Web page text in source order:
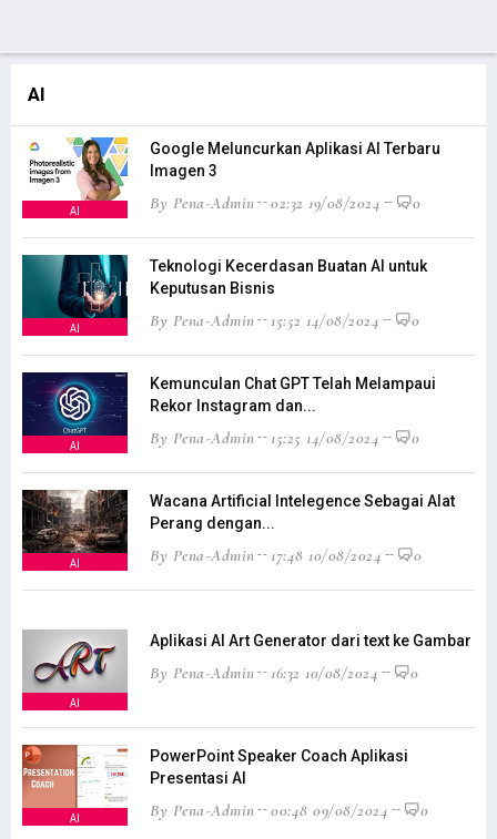
AI
AI
Google Meluncurkan Aplikasi AI Terbaru
Imagen 3
By Pena-Admin 02:32 19/08/2024 0
AI
Teknologi Kecerdasan Buatan AI untuk
Keputusan Bisnis
By Pena-Admin 15:52 14/08/2024 0
AI
Kemunculan Chat GPT Telah Melampaui
Rekor Instagram dan...
By Pena-Admin 15:25 14/08/2024 0
AI
Wacana Artificial Intelegence Sebagai Alat
Perang dengan...
By Pena-Admin 17:48 10/08/2024 0
AI
Aplikasi AI Art Generator dari text ke Gambar
By Pena-Admin 16:32 10/08/2024 0
AI
PowerPoint Speaker Coach Aplikasi
Presentasi AI
By Pena-Admin 00:48 09/08/2024 0